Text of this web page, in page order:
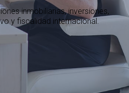
inmobiliarias, inversiones,
y fiscalidad internacional.